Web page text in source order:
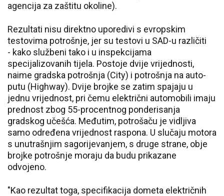
agencija za zaštitu okoline).
Rezultati nisu direktno uporedivi s evropskim
testovima potrošnje, jer su testovi u SAD-u različiti
- kako službeni tako i u inspekcijama
specijalizovanih tijela. Postoje dvije vrijednosti,
naime gradska potrošnja (City) i potrošnja na auto-
putu (Highway). Dvije brojke se zatim spajaju u
jednu vrijednost, pri čemu električni automobili imaju
prednost zbog 55-procentnog ponderisanja
gradskog učešća. Međutim, potrošaču je vidljiva
samo određena vrijednost raspona. U slučaju motora
s unutrašnjim sagorijevanjem, s druge strane, obje
brojke potrošnje moraju da budu prikazane
odvojeno.
"Kao rezultat toga, specifikacija dometa električnih